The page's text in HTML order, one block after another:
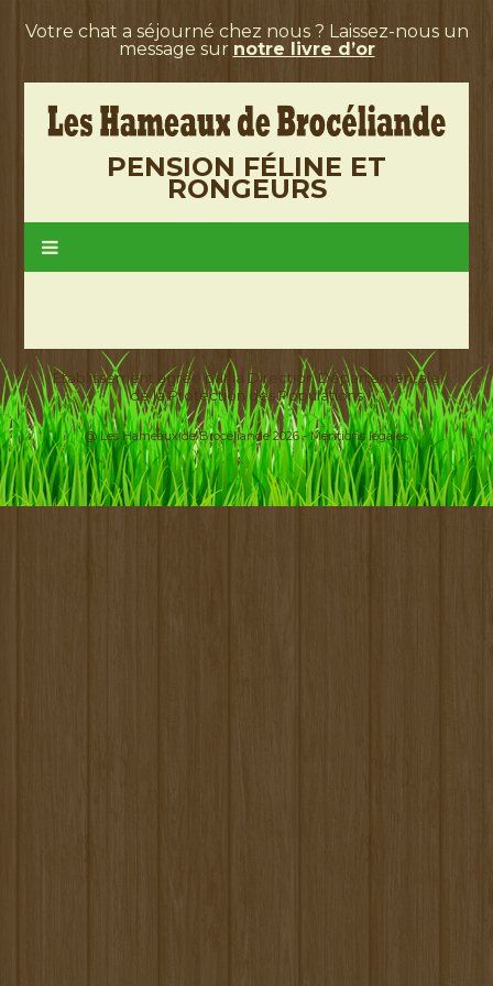
Votre chat a séjourné chez nous ? Laissez-nous un
message sur notre livre d’or
PENSION FÉLINE ET
RONGEURS
Etablissement agréé par la Direction Départementale
de la Protection des Populations
@ Les Hameaux de Brocéliande 2026 -Mentions légales